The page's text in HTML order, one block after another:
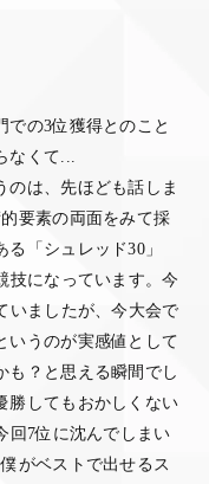
の3位獲得とのこと
くて...
のは、先ほども話しま
要素の両面をみて採
「シュレッド30」
技になっています。今
いましたが、今大会で
いうのが実感値として
も？と思える瞬間でし
勝してもおかしくない
回7位に沈んでしまい
がベストで出せるス